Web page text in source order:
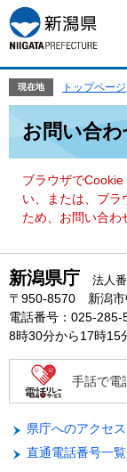
ー
ジ
の
頭
す。
ニ
ュ
ー
飛
て
現在地 トップページ
お問い合わ
ブラウザで
い、または、ブラ
ため、お問い合わ
新潟県庁 法人
〒950-8570 新潟市
電話番号：025-285-
8時30分から17時15
手話で電
県庁へのアクセス
直通電話番号一覧